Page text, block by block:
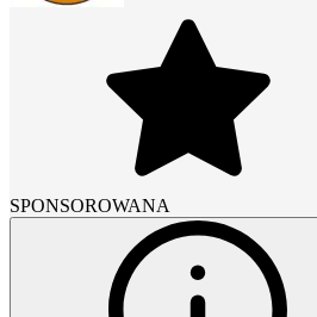
SPONSOROWANA